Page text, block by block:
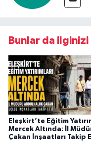
Bunlar da
Eleşkirt’te Eğitim
Mercek Altında: İl
Çakan İnşaatları Takip